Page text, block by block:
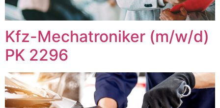
Kfz-Mechatroniker (m/w/d)
PK 2296